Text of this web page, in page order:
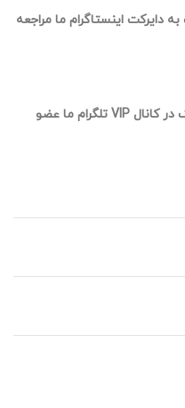
اینستاگرام ما مراجعه
جهت دریافت برنامه کودی تخصصی پک در کانال VIP تلگرام ما عضو